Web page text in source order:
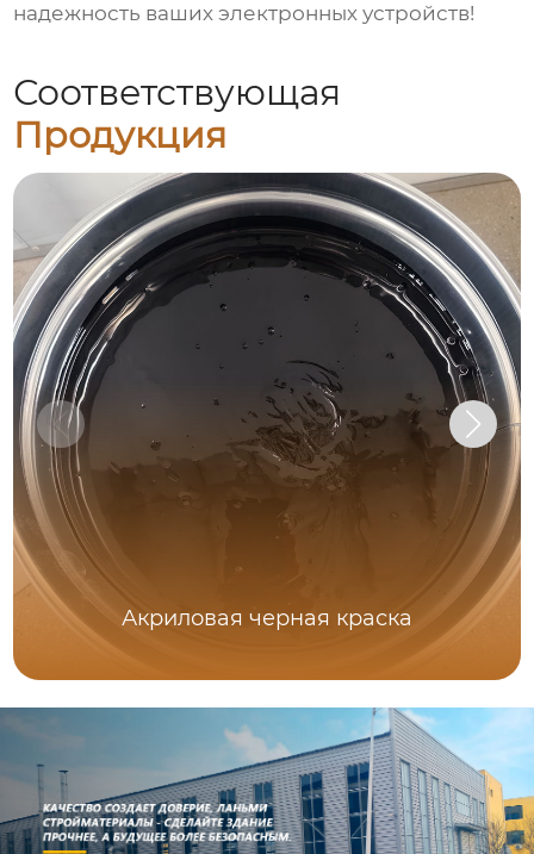
надежность ваших электронных устройств!
Соответствующая
Продукция
Акриловая черная краска